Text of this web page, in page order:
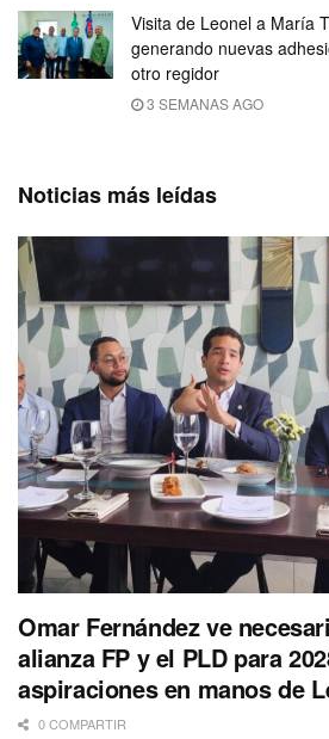
Visita de Leonel a María
generando nuevas
otro regidor
3 SEMANAS AGO
Noticias más leídas
Omar Fernández ve
alianza FP y el PLD para
aspiraciones en manos de
0 COMPARTIR